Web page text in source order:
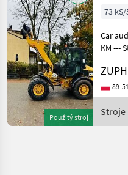
Použitý stroj
73
Car
KM --- Stan: Używany -
89-
Stroje